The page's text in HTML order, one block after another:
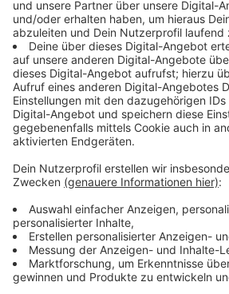
Pretend" bringt sie den nächsten
sie sich nicht nur das EDM-Trio
geholt sondern auch One Republic
Tedder. Also stehen eigentlich alle
Anzeige
Wir benötigen
Video-Service zu
Wir verwenden einen
Drittanbieters, um
einzubetten. Dieser